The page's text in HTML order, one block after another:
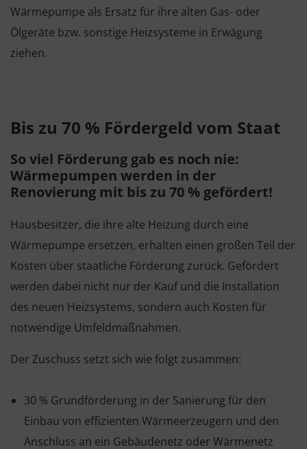
Wärmepumpe als Ersatz für ihre alten Gas- oder
Ölgeräte bzw. sonstige Heizsysteme in Erwägung
ziehen.
Bis zu 70 % Fördergeld vom Staat
So viel Förderung gab es noch nie:
Wärmepumpen werden in der
Renovierung mit bis zu 70 % gefördert!
Hausbesitzer, die ihre alte Heizung durch eine
Wärmepumpe ersetzen, erhalten einen großen Teil der
Kosten über staatliche Förderung zurück. Gefördert
werden dabei nicht nur der Kauf und die Installation
des neuen Heizsystems, sondern auch Kosten für
notwendige Umfeldmaßnahmen.
Der Zuschuss setzt sich wie folgt zusammen:
30 % Grundförderung in der Sanierung für den
Einbau von effizienten Wärmeerzeugern und den
Anschluss an ein Gebäudenetz oder Wärmenetz